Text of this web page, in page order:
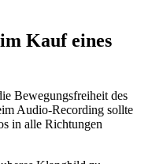
Kauf eines
Bewegungsfreiheit des
Audio-Recording sollte
in alle Richtungen